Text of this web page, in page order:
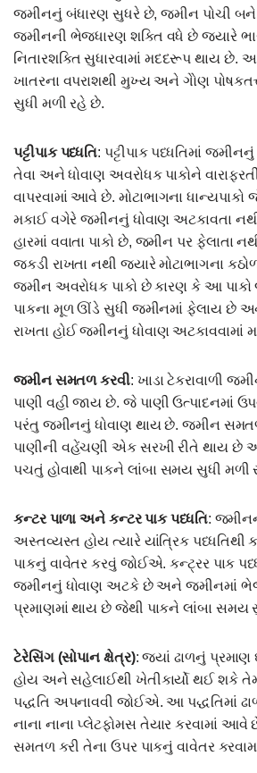
જમીનનું બંધારણ સુધરે છે, જમીન પોચી
જમીનની ભેજધારણ શક્તિ વધે છે જયારે
નિતારશક્તિ સુધારવામાં મદદરૂપ થાય છે.
ખાતરના વપરાશથી મુખ્ય અને ગેોણ
સુધી મળી રહે છે.
પટ્ટીપાક પધ્ધતિ: પટ્ટીપાક પધ્ધતિમાં
તેવા અને ધોવાણ અવરોધક પાકોને વારાફરતી
વાપરવામાં આવે છે. મોટાભાગના ધાન્યપાકો
મકાઈ વગેરે જમીનનું ધોવાણ અટકાવતા
હારમાં વવાતા પાકો છે, જમીન પર
જકડી રાખતા નથી જ્યારે મોટાભાગના
જમીન અવરોધક પાકો છે કારણ કે આ
પાકના મૂળ ઊંડે સુધી જમીનમાં ફેલાય છે
રાખતા હોઈ જમીનનું ધોવાણ અટકાવવામાં
જમીન સમતળ કરવી: ખાડા ટેકરાવાળી
પાણી વહી જાય છે. જે પાણી ઉત્પાદનમાં
પરંતુ જમીનનું ધોવાણ થાય છે. જમીન
પાણીની વહેંચણી એક સરખી રીતે થાય છે
પચતું હોવાથી પાકને લાંબા સમય સુધી મળી
કન્ટર પાળા અને કન્ટર પાક પધ્ધતિ:
અસ્તવ્યસ્ત હોય ત્યારે યાંત્રિક પધ્ધતિથી
પાકનું વાવેતર કરવું જોઈએ. કન્ટ્રર પાક
જમીનનું ધોવાણ અટકે છે અને જમીનમાં
પ્રમાણમાં થાય છે જેથી પાકને લાંબા સમય
ટેરેસિંગ (સોપાન ક્ષેત્ર): જ્યાં ઢાળનું
હોય અને સહેલાઈથી ખેતીકાર્યો થઈ શકે
પદ્ધતિ અપનાવવી જોઈએ. આ પદ્ધતિમાં
નાના નાના પ્લેટફોમસ તેયાર કરવામાં
સમતળ કરી તેના ઉપર પાકનું વાવેતર